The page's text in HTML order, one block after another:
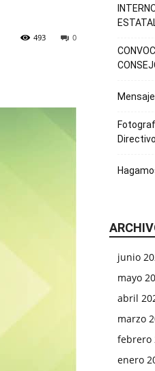
0
493
junio
mayo
abril
marzo
febrero
enero